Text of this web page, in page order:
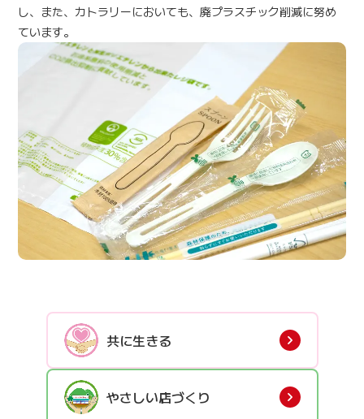
し、また、カトラリーにおいても、廃プラスチック削減に努め
ています。
共に生きる
やさしい店づくり